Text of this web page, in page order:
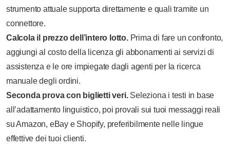
strumento attuale supporta direttamente e quali tramite un
connettore.
Calcola il prezzo dell’intero lotto.Prima di fare un confronto,
aggiungi al costo della licenza gli abbonamenti ai servizi di
assistenza e le ore impiegate dagli agenti per la ricerca
manuale degli ordini.
Seconda prova con biglietti veri.Seleziona i testi in base
all’adattamento linguistico, poi provali sui tuoi messaggi reali
su Amazon, eBay e Shopify, preferibilmente nelle lingue
effettive dei tuoi clienti.